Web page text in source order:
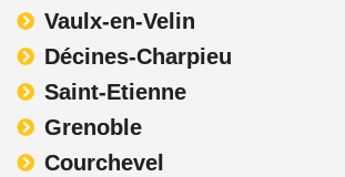
Vaulx-en-Velin
Décines-Charpieu
Saint-Etienne
Grenoble
Courchevel